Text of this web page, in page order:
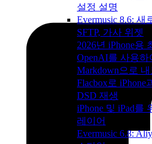
설정 설명
Evermusic 8.6: 새
SFTP, 가사 위젯
2026년 iPhone용
OpenAI를 사용
Markdown으로 내
Flacbox로
DSD 재생
iPhone 및 iPad를
레이어
Evermusic 6.8: